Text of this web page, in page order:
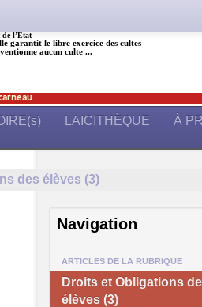
l’État
garantit le libre exercice des cultes
aucun culte ...
LAICITHÈQUE À
des élèves (3)
Navigation
ARTICLES DE LA RUBRIQUE
Droits et Obligations
élèves (3)